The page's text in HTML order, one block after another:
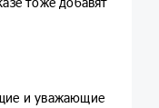
и уважающие